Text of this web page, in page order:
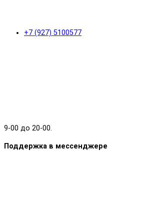
+7 (927) 5100577
9-00 до 20-00.
Поддержка в мессенджере